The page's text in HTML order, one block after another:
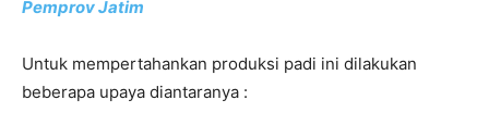
Pemprov Jatim
Untuk mempertahankan produksi padi ini dilakukan
beberapa upaya diantaranya :